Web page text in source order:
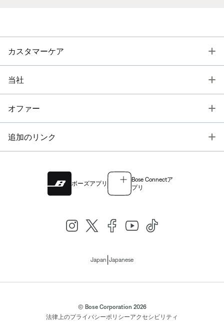
カスタマーケア
当社
オファー
追加のリンク
ボーズアプリ
Bose Connectア
プリ
Japan Japanese
© Bose Corporation 2026
法律上のプライバシーポリシーアクセシビリティ